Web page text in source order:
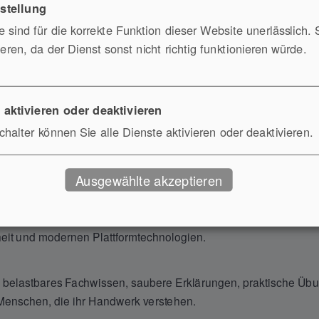
gesucht — Schwerpunkt Open Source,
aus der Praxis?
Administratoren auf Augenhöhe sprechen und Kunden
Spezialisten (m/w/d) für unsere Seminare, Workshops und
Source, europäischer Cloud, digitaler Souveränität, IT-
und modernen Plattformtechnologien.
Fachwissen, saubere Erklärungen, praktische
die ihr Handwerk verstehen.
sind für die korrekte Funktion dieser Website unerlässlich.
da der Dienst sonst nicht richtig funktionieren würde.
oder deaktivieren
können Sie alle Dienste aktivieren oder deaktivieren.
Ausgewählte akzeptieren